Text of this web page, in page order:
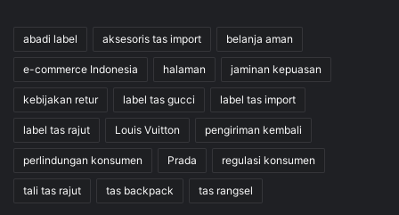
abadi label aksesoris tas import belanja aman
e-commerce Indonesia halaman jaminan kepuasan
kebijakan retur label tas gucci label tas import
label tas rajut Louis Vuitton pengiriman kembali
perlindungan konsumen Prada regulasi konsumen
tali tas rajut tas backpack tas rangsel